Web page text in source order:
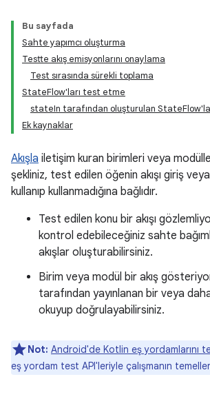
Bu sayfada
Sahte yapımcı oluşturma
Testte akış emisyonlarını onaylama
Test sırasında sürekli toplama
StateFlow'ları test etme
stateIn tarafından oluşturulan
Ek kaynaklar
Akışla iletişim kuran birimleri veya
şekliniz, test edilen öğenin akışı giriş veya
kullanıp kullanmadığına bağlıdır.
Test edilen konu bir akışı
kontrol edebileceğiniz sahte
akışlar oluşturabilirsiniz.
Birim veya modül bir akış
tarafından yayınlanan bir veya
okuyup doğrulayabilirsiniz.
Not: Android'de Kotlin eş yordamlarını
eş yordam test API'leriyle çalışmanın